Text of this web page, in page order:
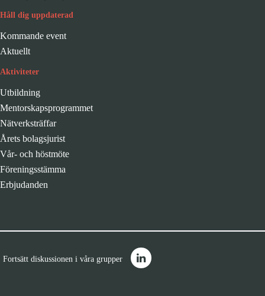
Håll dig uppdaterad
Kommande event
Aktuellt
Aktiviteter
Utbildning
Mentorskapsprogrammet
Nätverksträffar
Årets bolagsjurist
Vår- och höstmöte
Föreningsstämma
Erbjudanden
Fortsätt diskussionen i våra grupper